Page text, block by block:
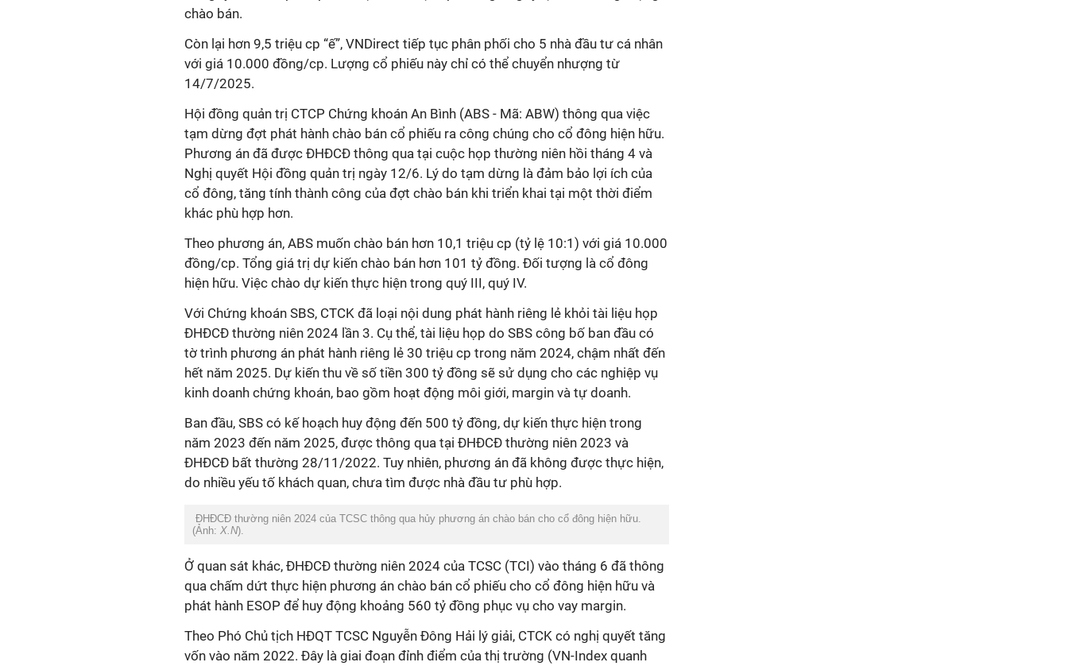
chào bán.
Còn lại hơn 9,5 triệu cp “ế”, VNDirect tiếp tục phân phối cho 5 nhà đầu tư cá nhân
với giá 10.000 đồng/cp. Lượng cổ phiếu này chỉ có thể chuyển nhượng từ
14/7/2025.
Hội đồng quản trị CTCP Chứng khoán An Bình (ABS - Mã: ABW) thông qua việc
tạm dừng đợt phát hành chào bán cổ phiếu ra công chúng cho cổ đông hiện hữu.
Phương án đã được ĐHĐCĐ thông qua tại cuộc họp thường niên hồi tháng 4 và
Nghị quyết Hội đồng quản trị ngày 12/6. Lý do tạm dừng là đảm bảo lợi ích của
cổ đông, tăng tính thành công của đợt chào bán khi triển khai tại một thời điểm
khác phù hợp hơn.
Theo phương án, ABS muốn chào bán hơn 10,1 triệu cp (tỷ lệ 10:1) với giá 10.000
đồng/cp. Tổng giá trị dự kiến chào bán hơn 101 tỷ đồng. Đối tượng là cổ đông
hiện hữu. Việc chào dự kiến thực hiện trong quý III, quý IV.
Với Chứng khoán SBS, CTCK đã loại nội dung phát hành riêng lẻ khỏi tài liệu họp
ĐHĐCĐ thường niên 2024 lần 3. Cụ thể, tài liệu họp do SBS công bố ban đầu có
tờ trình phương án phát hành riêng lẻ 30 triệu cp trong năm 2024, chậm nhất đến
hết năm 2025. Dự kiến thu về số tiền 300 tỷ đồng sẽ sử dụng cho các nghiệp vụ
kinh doanh chứng khoán, bao gồm hoạt động môi giới, margin và tự doanh.
Ban đầu, SBS có kế hoạch huy động đến 500 tỷ đồng, dự kiến thực hiện trong
năm 2023 đến năm 2025, được thông qua tại ĐHĐCĐ thường niên 2023 và
ĐHĐCĐ bất thường 28/11/2022. Tuy nhiên, phương án đã không được thực hiện,
do nhiều yếu tố khách quan, chưa tìm được nhà đầu tư phù hợp.
ĐHĐCĐ thường niên 2024 của TCSC thông qua hủy phương án chào bán cho cổ đông hiện hữu.
(Ảnh: X.N).
Ở quan sát khác, ĐHĐCĐ thường niên 2024 của TCSC (TCI) vào tháng 6 đã thông
qua chấm dứt thực hiện phương án chào bán cổ phiếu cho cổ đông hiện hữu và
phát hành ESOP để huy động khoảng 560 tỷ đồng phục vụ cho vay margin.
Theo Phó Chủ tịch HĐQT TCSC Nguyễn Đông Hải lý giải, CTCK có nghị quyết tăng
vốn vào năm 2022. Đây là giai đoạn đỉnh điểm của thị trường (VN-Index quanh